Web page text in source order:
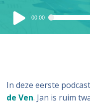
Audiospeler
00:00
In deze eerste
de Ven. Jan is ruim